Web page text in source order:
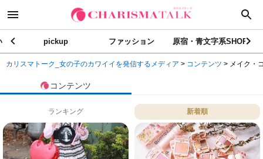
pickup ファッション 原宿・青文字系SHOP
カリスマトーク_女の子のカワイイを発信するメディア > コンテンツ > メイク・
コンテンツ
ランキング 新着順